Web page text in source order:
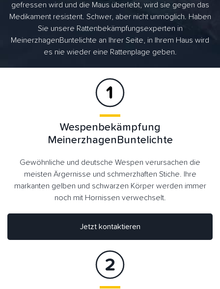
gefressen wird und die Maus überlebt, wird sie gegen das
Medikament resistent. Schwer, aber nicht unmöglich. Haben
Sie unsere Rattenbekämpfungsexperten in
MeinerzhagenBuntelichte an Ihrer Seite, in Ihrem Haus wird
es nie wieder eine Rattenplage geben.
Wespenbekämpfung
MeinerzhagenBuntelichte
Gewöhnliche und deutsche Wespen verursachen die
meisten Ärgernisse und schmerzhaften Stiche. Ihre
markanten gelben und schwarzen Körper werden immer
noch mit Hornissen verwechselt.
Jetzt kontaktieren